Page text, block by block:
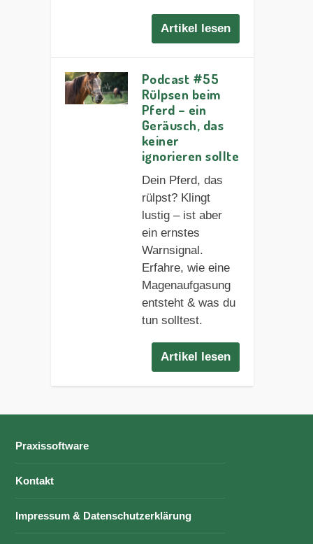
Artikel lesen
Podcast #55
Rülpsen beim
Pferd – ein
Geräusch, das
keiner
ignorieren sollte
Dein Pferd, das
rülpst? Klingt
lustig – ist aber
ein ernstes
Warnsignal.
Erfahre, wie eine
Magenaufgasung
entsteht & was du
tun solltest.
Artikel lesen
Praxissoftware
Kontakt
Impressum & Datenschutzerklärung